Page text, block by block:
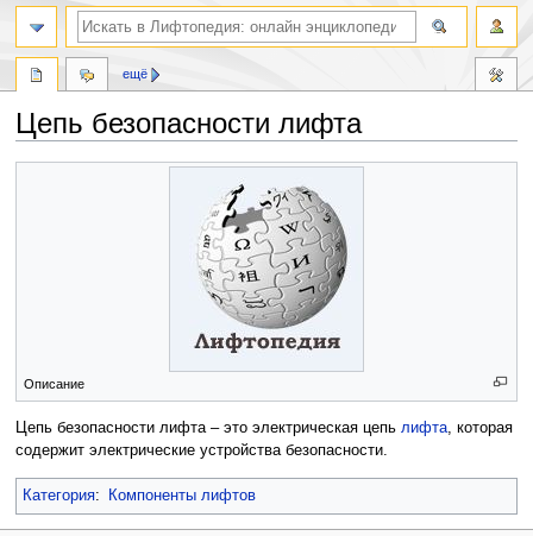
Цепь безопасности лифта
Описание
Цепь безопасности лифта – это электрическая цепь лифта, которая
содержит электрические устройства безопасности.
Категория: Компоненты лифтов
ещё